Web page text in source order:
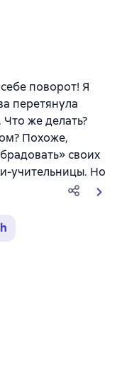
330 оценок
поворот! Я
перетянула
же делать?
Похоже,
своих
учительницы. Но